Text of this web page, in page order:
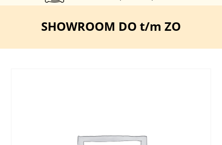
SHOWROOM DO t/m ZO